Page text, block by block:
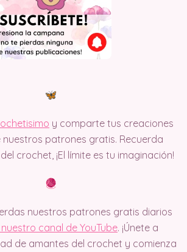
y comparte tus creaciones
patrones gratis. Recuerda
crochet, ¡El límite es tu imaginación!
nuestros patrones gratis diarios
canal de YouTube. ¡Únete a
de amantes del crochet y comienza